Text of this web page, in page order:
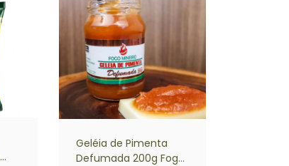
Geléia de Pimenta
Defumada 200g Fogo